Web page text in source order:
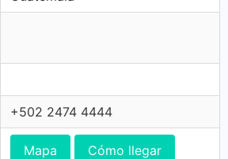
+502 2474 4444
Mapa Cómo llegar